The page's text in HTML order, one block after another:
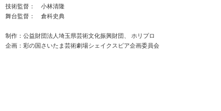
技術監督： 小林清隆
舞台監督： 倉科史典
制作：公益財団法人埼玉県芸術文化振興財団、 ホリプロ
企画：彩の国さいたま芸術劇場シェイクスピア企画委員会